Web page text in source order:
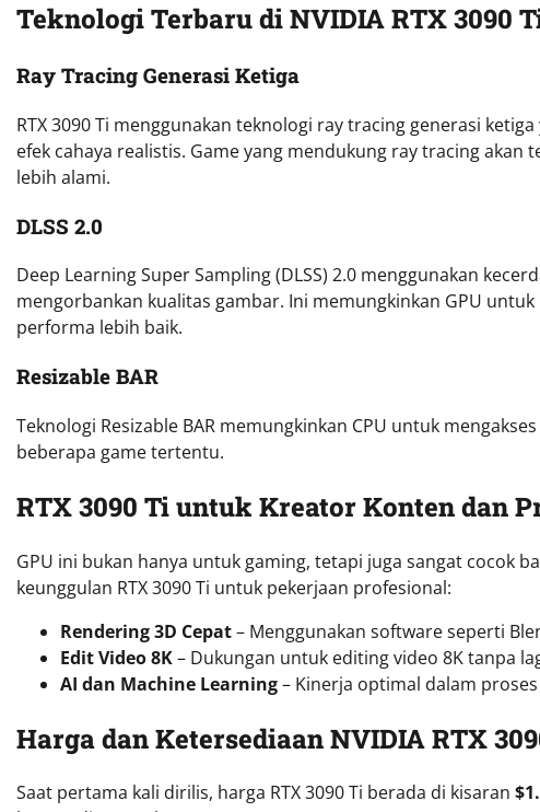
Teknologi Terbaru di NVIDIA RTX 3090
Ray Tracing Generasi Ketiga
RTX 3090 Ti menggunakan teknologi ray tracing generasi
efek cahaya realistis. Game yang mendukung ray tracing
lebih alami.
DLSS 2.0
Deep Learning Super Sampling (DLSS) 2.0 menggunakan
mengorbankan kualitas gambar. Ini memungkinkan GPU
performa lebih baik.
Resizable BAR
Teknologi Resizable BAR memungkinkan CPU untuk
beberapa game tertentu.
RTX 3090 Ti untuk Kreator Konten dan
GPU ini bukan hanya untuk gaming, tetapi juga sangat cocok
keunggulan RTX 3090 Ti untuk pekerjaan profesional:
Rendering 3D Cepat– Menggunakan software seperti
Edit Video 8K– Dukungan untuk editing video 8K tanpa
AI dan Machine Learning– Kinerja optimal dalam
Harga dan Ketersediaan NVIDIA RTX
Saat pertama kali dirilis, harga RTX 3090 Ti berada di kisaran